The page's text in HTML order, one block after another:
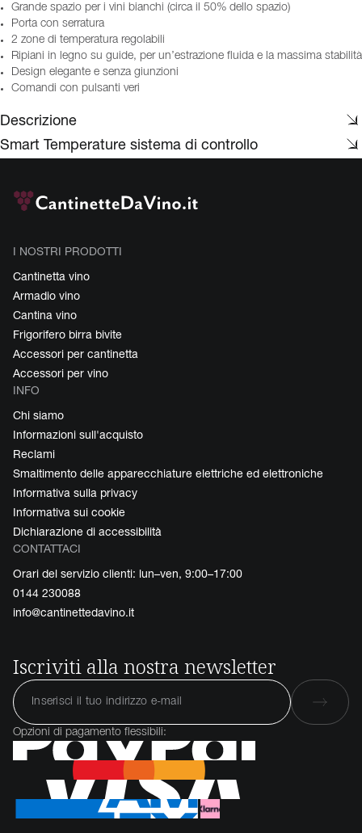
Grande spazio per i vini bianchi (circa il 50% dello spazio)
Porta con serratura
2 zone di temperatura regolabili
Ripiani in legno su guide, per un’estrazione fluida e la massima stabilità
Design elegante e senza giunzioni
Comandi con pulsanti veri
Descrizione
Smart Temperature sistema di controllo
I NOSTRI PRODOTTI
Cantinetta vino
Armadio vino
Cantina vino
Frigorifero birra bivite
Accessori per cantinetta
Accessori per vino
INFO
Chi siamo
Informazioni sull'acquisto
Reclami
Smaltimento delle apparecchiature elettriche ed elettroniche
Informativa sulla privacy
Informativa sui cookie
Dichiarazione di accessibilità
CONTATTACI
Orari del servizio clienti: lun–ven, 9:00–17:00
0144 230088
info@cantinettedavino.it
Iscriviti alla nostra newsletter
Opzioni di pagamento flessibili: